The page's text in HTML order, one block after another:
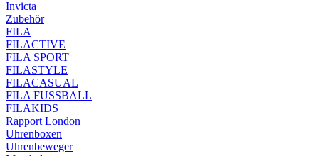
Invicta
Zubehör
FILA
FILACTIVE
FILA SPORT
FILASTYLE
FILACASUAL
FILA FUSSBALL
FILAKIDS
Rapport London
Uhrenboxen
Uhrenbeweger